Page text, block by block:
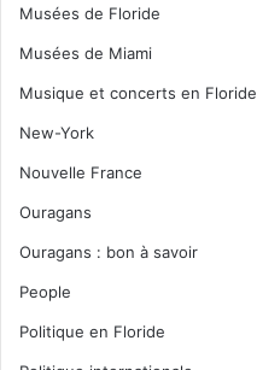
Musées de Floride
Musées de Miami
Musique et concerts en Floride
New-York
Nouvelle France
Ouragans
Ouragans : bon à savoir
People
Politique en Floride